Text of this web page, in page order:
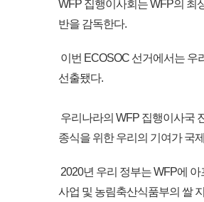
WFP 집행이사회는 WFP의 최
반을 감독한다.
이번 ECOSOC 선거에서는 우
선출됐다.
우리나라의 WFP 집행이사국
종식을 위한 우리의 기여가 국
2020년 우리 정부는 WFP에
사업 및 농림축산식품부의 쌀